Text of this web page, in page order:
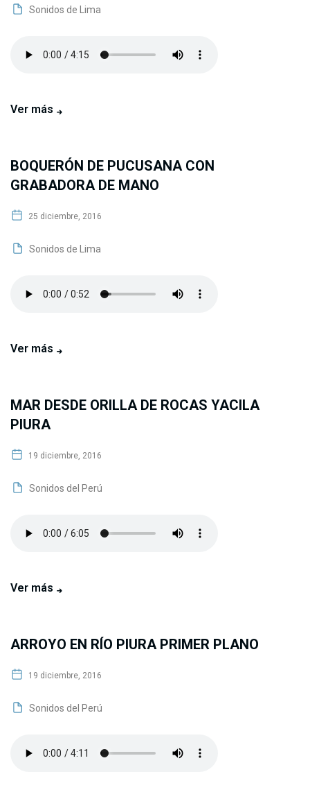
Sonidos de Lima
Ver más
BOQUERÓN DE PUCUSANA CON
GRABADORA DE MANO
25 diciembre, 2016
Sonidos de Lima
Ver más
MAR DESDE ORILLA DE ROCAS YACILA
PIURA
19 diciembre, 2016
Sonidos del Perú
Ver más
ARROYO EN RÍO PIURA PRIMER PLANO
19 diciembre, 2016
Sonidos del Perú